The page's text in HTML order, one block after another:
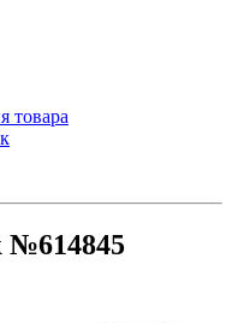
товара
№614845